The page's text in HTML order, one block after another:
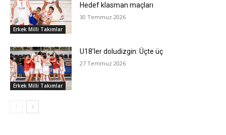
Erkek Milli Takımlar
Hedef klasman maçları
30 Temmuz 2026
Erkek Milli Takımlar
U18’ler doludizgin: Üçte üç
27 Temmuz 2026